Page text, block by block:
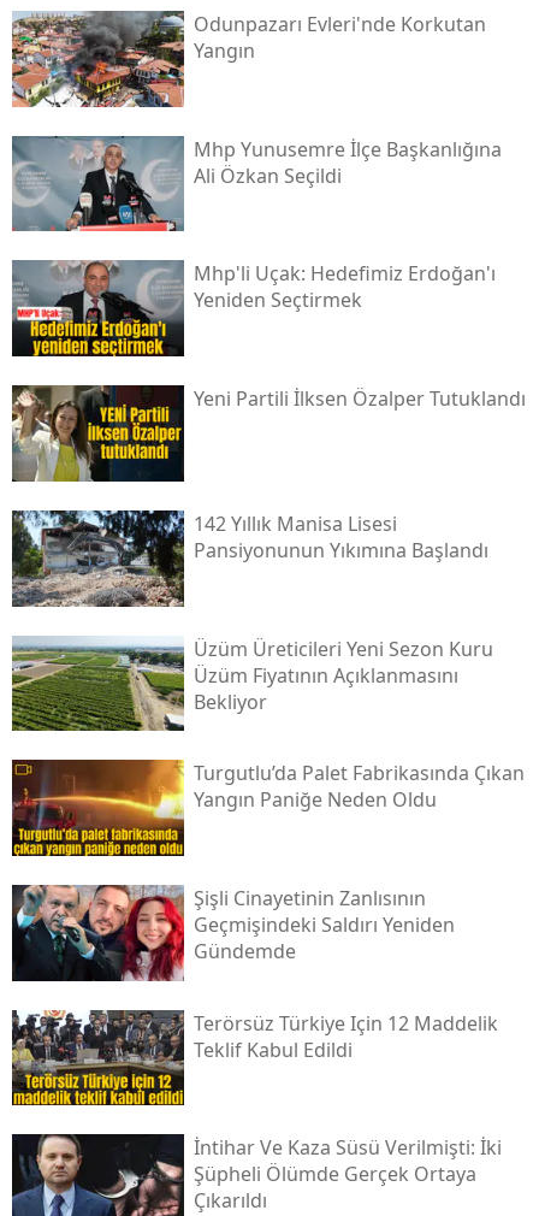
Odunpazarı Evleri'nde Korkutan
Yangın
Mhp Yunusemre İlçe Başkanlığına
Ali Özkan Seçildi
Mhp'li Uçak: Hedefimiz Erdoğan'ı
Yeniden Seçtirmek
Yeni̇ Partili İlksen Özalper Tutuklandı
142 Yıllık Manisa Lisesi
Pansiyonunun Yıkımına Başlandı
Üzüm Üreticileri Yeni Sezon Kuru
Üzüm Fiyatının Açıklanmasını
Bekliyor
Turgutlu’da Palet Fabrikasında Çıkan
Yangın Paniğe Neden Oldu
Şişli Cinayetinin Zanlısının
Geçmişindeki Saldırı Yeniden
Gündemde
Terörsüz Türkiye Için 12 Maddelik
Teklif Kabul Edildi
İntihar Ve Kaza Süsü Verilmişti: İki
Şüpheli Ölümde Gerçek Ortaya
Çıkarıldı